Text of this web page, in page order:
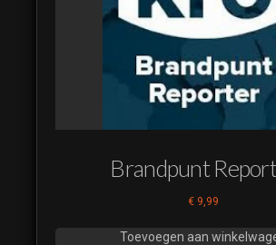
Brandpunt
€ 9,99
Toevoegen aan